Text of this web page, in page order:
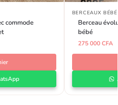
commode
BERCEAUX
Berceau
bébé
275 000CFA